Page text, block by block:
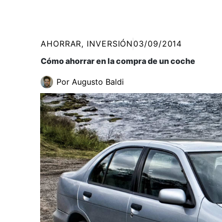
AHORRAR, INVERSIÓN 03/09/2014
Cómo ahorrar en la compra de un coche
Por Augusto Baldi